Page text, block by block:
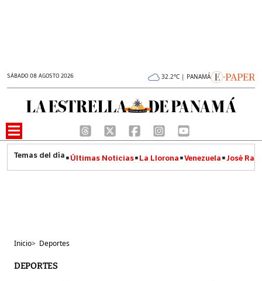
SÁBADO 08 AGOSTO 2026 32.2°C | PANAMÁ
Últimas Noticias La Llorona Venezuela José
Inicio> Deportes
DEPORTES